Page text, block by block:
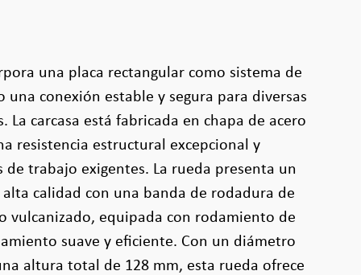
una placa rectangular como sistema de
conexión estable y segura para diversas
La carcasa está fabricada en chapa de acero
resistencia estructural excepcional y
trabajo exigentes. La rueda presenta un
calidad con una banda de rodadura de
vulcanizado, equipada con rodamiento de
suave y eficiente. Con un diámetro
altura total de 128 mm, esta rueda ofrece